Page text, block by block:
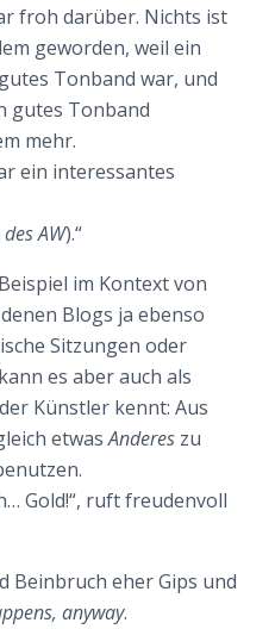
froh darüber. Nichts ist
geworden, weil ein
Tonband war, und
gutes Tonband
mehr.
ein interessantes
AW).“
im Kontext von
Blogs ja ebenso
Sitzungen oder
es aber auch als
Künstler kennt: Aus
etwasAnderes zu
Gold!“, ruft freudenvoll
Beinbruch eher Gips und
anyway.